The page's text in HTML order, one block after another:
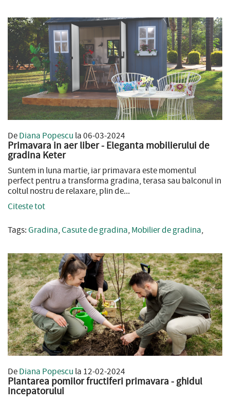
DeDiana Popescu la 06-03-2024
Primavara in aer liber - Eleganta mobilierului de
gradina Keter
Suntem in luna martie, iar primavara este momentul
perfect pentru a transforma gradina, terasa sau balconul in
coltul nostru de relaxare, plin de...
Citeste tot
Tags: Gradina,Casute de gradina,Mobilier de gradina,
DeDiana Popescu la 12-02-2024
Plantarea pomilor fructiferi primavara - ghidul
incepatorului